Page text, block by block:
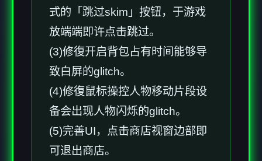
式的「跳过skim」按钮，于游戏
放端端即许点击跳过。
(3)修復开启背包占有时间能够导
致白屏的glitch。
(4)修復鼠标操控人物移动片段设
备会出现人物闪烁的glitch。
(5)完善UI，点击商店视窗边部即
可退出商店。